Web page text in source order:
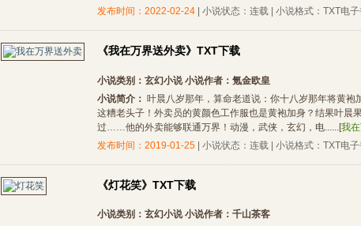
发布时间：2022-02-24 | 小说状态：连载 | 小说格式：TXT电
《我在万界送外卖》TXT下载
小说类别： 玄幻小说小说作者： 氪金欧皇
小说简介： 叶晨八岁那年，算命老道说：你十八岁那年将黄
这糟老头子！外卖员的黄颜色工作服也是黄袍加身？结果叶晨
过……他的外卖能够联通万界！动漫，武侠，玄幻，电...... [我
发布时间：2019-01-25 | 小说状态：连载 | 小说格式：TXT电
《灯花笑》TXT下载
小说类别： 玄幻小说小说作者： 千山茶客